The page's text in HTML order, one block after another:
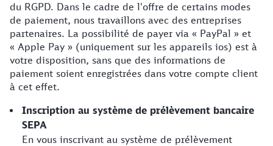
du RGPD. Dans le cadre de l'offre de certains modes
de paiement, nous travaillons avec des entreprises
partenaires. La possibilité de payer via « PayPal » et
« Apple Pay » (uniquement sur les appareils ios) est à
votre disposition, sans que des informations de
paiement soient enregistrées dans votre compte client
à cet effet.
Inscription au système de prélèvement bancaire
SEPA
En vous inscrivant au système de prélèvement